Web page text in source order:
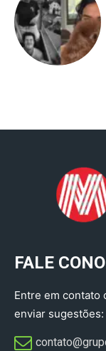
FALE
Entre em contato
enviar sugestões: